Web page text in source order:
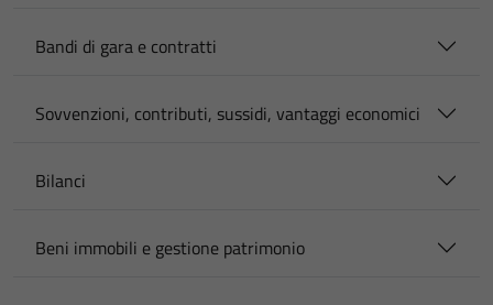
Bandi di gara e contratti
Sovvenzioni, contributi, sussidi, vantaggi economici
Bilanci
Beni immobili e gestione patrimonio